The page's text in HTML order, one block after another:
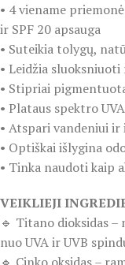
• 4 viename
ir SPF 20 apsauga
• Suteikia tolygų,
• Leidžia
• Stipriai
• Plataus spektro
• Atspari vandeniui
• Optiškai išlygina
• Tinka naudoti kaip
VEIKLIEJI
🔹 Titano dioksidas
nuo UVA ir UVB